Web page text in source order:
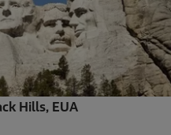
Hills, EUA